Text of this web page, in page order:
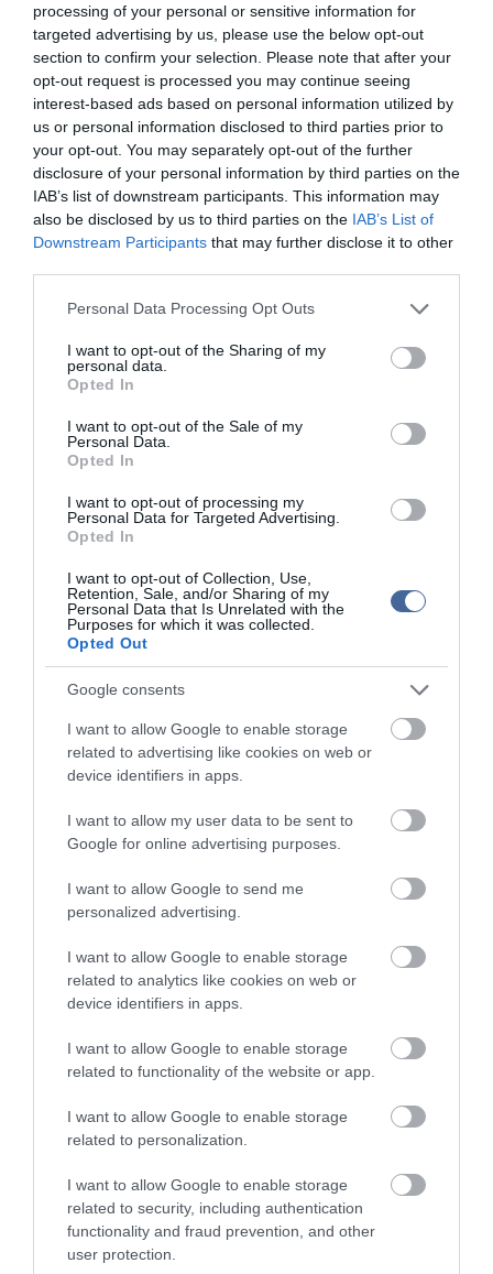
processing of your personal or sensitive information for
targeted advertising by us, please use the below opt-out
section to confirm your selection. Please note that after your
opt-out request is processed you may continue seeing
interest-based ads based on personal information utilized by
us or personal information disclosed to third parties prior to
your opt-out. You may separately opt-out of the further
disclosure of your personal information by third parties on the
IAB’s list of downstream participants. This information may
also be disclosed by us to third parties on the IAB’s List of
Downstream Participants that may further disclose it to other
Please note that this website/app uses one or more Google
not limited to your visit or usage behaviour. You may click to
grant or deny consent to Google and its third-party tags to
use your data for below specified purposes in below Google
consent section.
Personal Data Processing Opt Outs
I want to opt-out of the Sharing of my
personal data.
Opted In
I want to opt-out of the Sale of my
Personal Data.
Opted In
I want to opt-out of processing my
Personal Data for Targeted Advertising.
Opted In
I want to opt-out of Collection, Use,
Retention, Sale, and/or Sharing of my
Personal Data that Is Unrelated with the
Purposes for which it was collected.
Opted Out
Google consents
I want to allow Google to enable storage
related to advertising like cookies on web or
device identifiers in apps.
I want to allow my user data to be sent to
Google for online advertising purposes.
I want to allow Google to send me
personalized advertising.
I want to allow Google to enable storage
related to analytics like cookies on web or
device identifiers in apps.
I want to allow Google to enable storage
related to functionality of the website or app.
I want to allow Google to enable storage
related to personalization.
I want to allow Google to enable storage
related to security, including authentication
functionality and fraud prevention, and other
user protection.
Geronazzo,mint az iskola alapítója és egyben tanára is, azt ígéri,
minden segítséget meg fog adni az egy hetes kurzusra
jelentkezőknek. Ebben partnereNina, a transzvesztita művész,
aki asszisztensi munkát lát el az intézményben.
-"A koncepcióm az, hogy minden olyan nő vagy férfi, aki
önbizalomhiányban szenved - akár a családja miatt, akár a volt
férje, felesége, barátja miatt -, segítő kezekre találjon. Az első két
nap pontosan erről szól: hogy kiürítjük egy kicsit a lelküket. Ez egy
ilyen csoportos terápia, mint Amerikában. Öt és hét fővel fogok
dolgozni, a jelentkezőket megtanítom majd kitárulkozni, és pozitív
gondolkodásra fogom őket ösztökélni. Muszáj, hogy a túlélési
ösztön felébredjen az emberekben" - mesélteGeronazzo.
Tudja meg mennyiért licitáltak Mária testére!?
Kapcsolódó írások:
Képek 18 éven felülieknek - Geronazzo Mária hiába teljesítette
12 férfi vágyát?
Képek 18 éven felülieknek - Az amcsiknak csak "magyar
szörny" Geronazzo Mária
Balázsékat sem hagyja hidegen Geronazzo Mária teste!
Képek 18 éven felülieknek - Kis Polski-t is ajánlottak Maria
Geronazzo testéért
Tóth Szabi: Geronazzo szája olyan, mint a disznó segge!
Maria Geronazzo papíron "ronda és szörnyeteg" - Vesztett Hajdú
ellen
Durva! Tövig bekapta Maria Geronazzo!
Figyelem! A cikkhez hozzáfűzött hozzászólások nem a
kommenteket nem tudja befolyásolni - azok az olvasók személyes véleményét
tartásával kommenteljenek!
ma.hu legfrissebb hírei:
Hulladékvadászat indul a Dunán: a rekordalacsony vízállás
miatt most láthatóvá váltak a mederben rejtőző roncsok
Vitézy Dávid: háromszor annyian utaznak a komlói
vonalon, mint korábban a pótlóbuszokon